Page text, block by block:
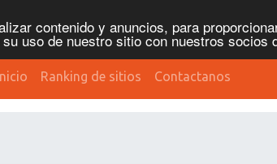
contenido y anuncios, para
uso de nuestro sitio con nuestros
Ranking de sitios Contactanos